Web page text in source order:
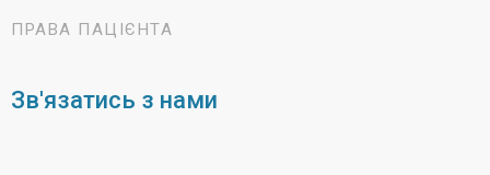
ПРАВА ПАЦІЄНТА
Зв'язатись з нами